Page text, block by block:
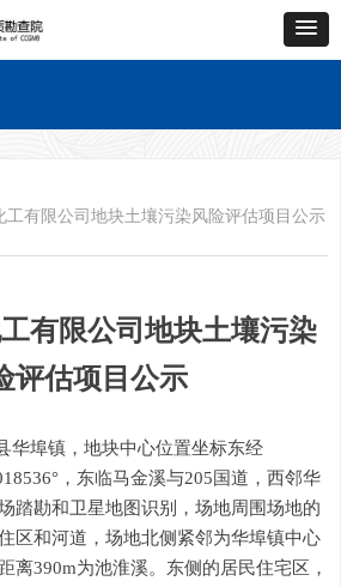
有限公司地块土壤污染
评估项目公示
华埠镇，地块中心位置坐标东经
° ，东临马金溪与205 国道，西邻华
踏勘和卫星地图识别，场地周围场地的
区和河道，场地北侧紧邻为华埠镇中心
离390m为池淮溪。东侧的居民住宅区，
工有限公司地块土壤污染风险评估项目公示